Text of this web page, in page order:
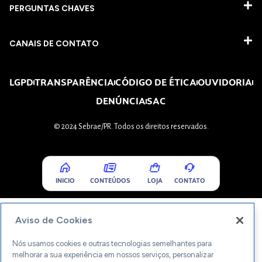
PERGUNTAS CHAVES​
CANAIS DE CONTATO
LGPDTRANSPARÊNCIACÓDIGO DE ÉTICAOUVIDORIA
DENÚNCIASAC
© 2024 Sebrae/PR. Todos os direitos reservados.
INICIO CONTEÚDOS LOJA CONTATO
Aviso de Cookies
Nós usamos cookies e outras tecnologias semelhantes para
melhorar a sua experiência em nossos serviços, personalizar